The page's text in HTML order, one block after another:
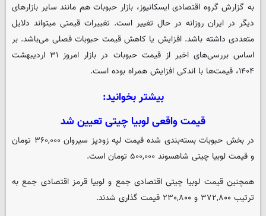
به گزارش گروه اقتصادیایسکانیوز، بازار حبوبات هم مانند سایر بازارهای
دیگر در ایران روزانه در حال تغییر است. تغییرات قیمتی میتواند دلایل
متعددی داشته باشد. افزایش یا کاهش قیمت حبوبات فصلی می‌باشد. بر
اساس بررسی‌های اخیر از قیمت حبوبات در بازار امروز ۳۱ اردیبهشت
۱۴۰۴، قیمت‌ها با اندکی افزایش همراه بوده است.
بیشتر بخوانید:
قیمت واقعی لوبیا چیتی تعیین شد
در بخش حبوبات بسته‌بندی شده قیمت لپه زودپز سیروان ۳۶۰,۰۰۰ تومان
و قیمت لوبیا چیتی شاهسوند ۵۰۰,۰۰۰ تومان است.
همچنین قیمت لوبیا چیتی اقتصادی جمع و لوبیا قرمز اقتصادی جمع به
ترتیب ۳۷۲,۸۰۰ و ۲۳۰,۸۰۰ قیمت گذاری شدند.